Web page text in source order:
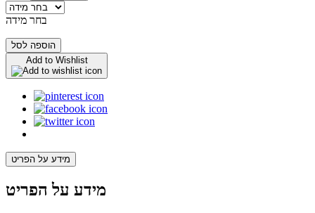
בחר מידה
הוספה לסל
Add to Wishlist
מידע על הפריט
מידע על הפריט